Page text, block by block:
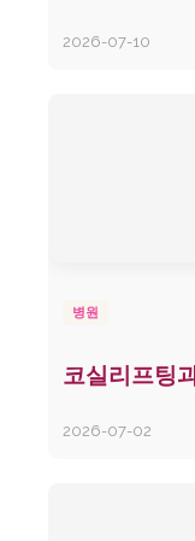
2026-07-10
병원
코실리프팅
2026-07-02